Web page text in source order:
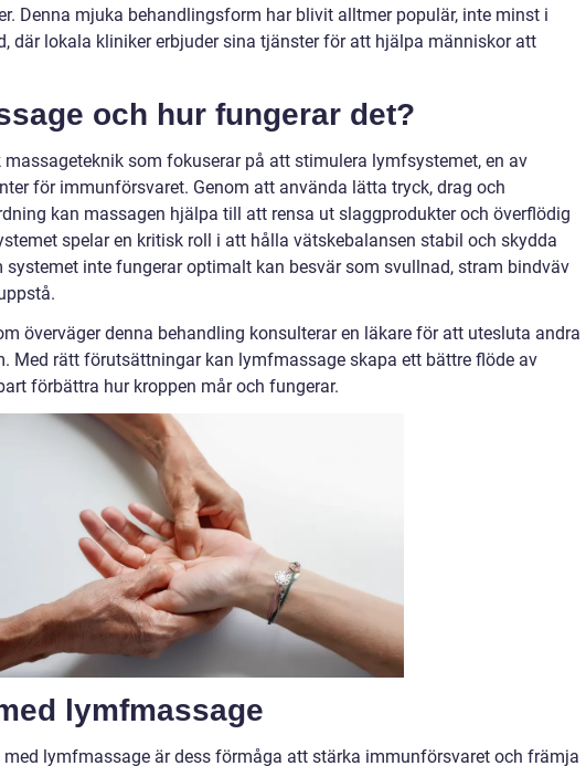
Denna mjuka behandlingsform har blivit alltmer populär, inte minst i
där lokala kliniker erbjuder sina tjänster för att hjälpa människor att
och hur fungerar det?
som fokuserar på att stimulera lymfsystemet, en av
för immunförsvaret. Genom att använda lätta tryck, drag och
kan massagen hjälpa till att rensa ut slaggprodukter och överflödig
spelar en kritisk roll i att hålla vätskebalansen stabil och skydda
systemet inte fungerar optimalt kan besvär som svullnad, stram bindväv
överväger denna behandling konsulterar en läkare för att utesluta andra
Med rätt förutsättningar kan lymfmassage skapa ett bättre flöde av
förbättra hur kroppen mår och fungerar.
lymfmassage
lymfmassage är dess förmåga att stärka immunförsvaret och främja